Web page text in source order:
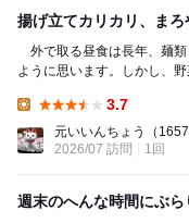
揚げ立てカリカリ、ま
外で取る昼食は長年、麺類
ように思います。しかし、
3.7
元いいんちょう
（1657
2026/07 訪問
1回
週末のへんな時間にぶら